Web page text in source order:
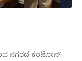
ನಗರದ ಕಂಟೋನ್